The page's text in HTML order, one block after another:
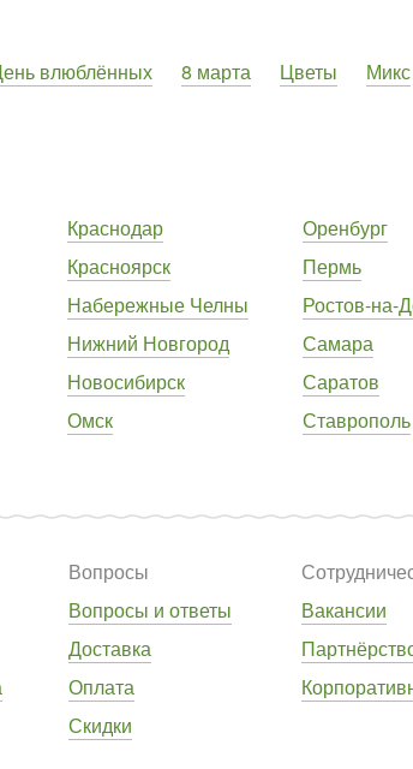
влюблённых 8 марта Цветы Микс
Краснодар
Красноярск
Набережные Челны
Нижний Новгород
Новосибирск
Омск
Оренбург
Пермь
Ростов-на-
Самара
Саратов
Ставрополь
Вопросы
Вопросы и ответы
Доставка
Оплата
Скидки
Вакансии